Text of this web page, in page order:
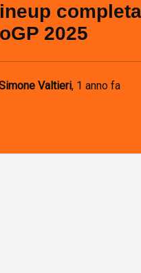
2025
Valtieri, 1 anno fa